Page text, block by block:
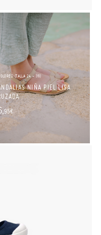
(TALLA 24 - 39)
NIÑA PIEL LISA
95€